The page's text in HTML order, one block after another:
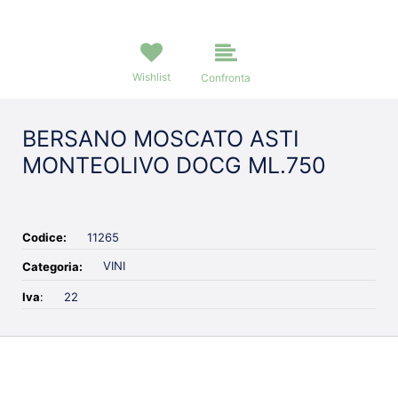
Wishlist Confronta
BERSANO MOSCATO ASTI
MONTEOLIVO DOCG ML.750
Codice: 11265
Categoria: VINI
Iva: 22